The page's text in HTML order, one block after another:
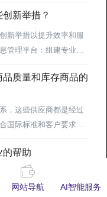
相较于传统大型海外
新举措？
新举措以提升效率和服
管理平台‌：组建专业技
统，实时对接客户、商
订单流、信息流、资金
智能机器人、自动化立
质量和库存商品的
，这些供应商都是经过
国际标准和客户要求。
的帮助
在当地有专业团队，能
、法律法规等，从而帮
网站导航 AI智能服务